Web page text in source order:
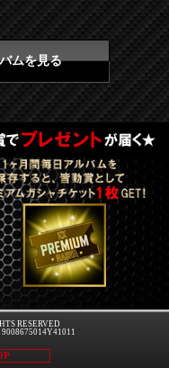
ムを見る
RESERVED